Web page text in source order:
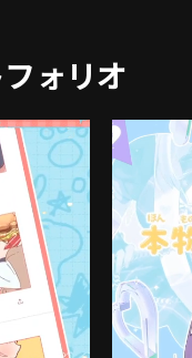
ォリオ